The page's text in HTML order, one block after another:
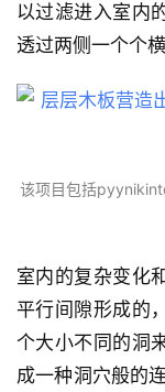
以过滤进入室内
透过两侧一个个
该项目包括
室内的复杂变化
平行间隙形成的
个大小不同的洞
成一种洞穴般的